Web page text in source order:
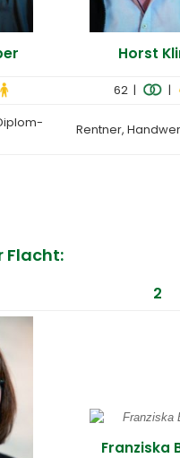
Horst
62 | |
Rentner,
Flacht:
2
Franziska